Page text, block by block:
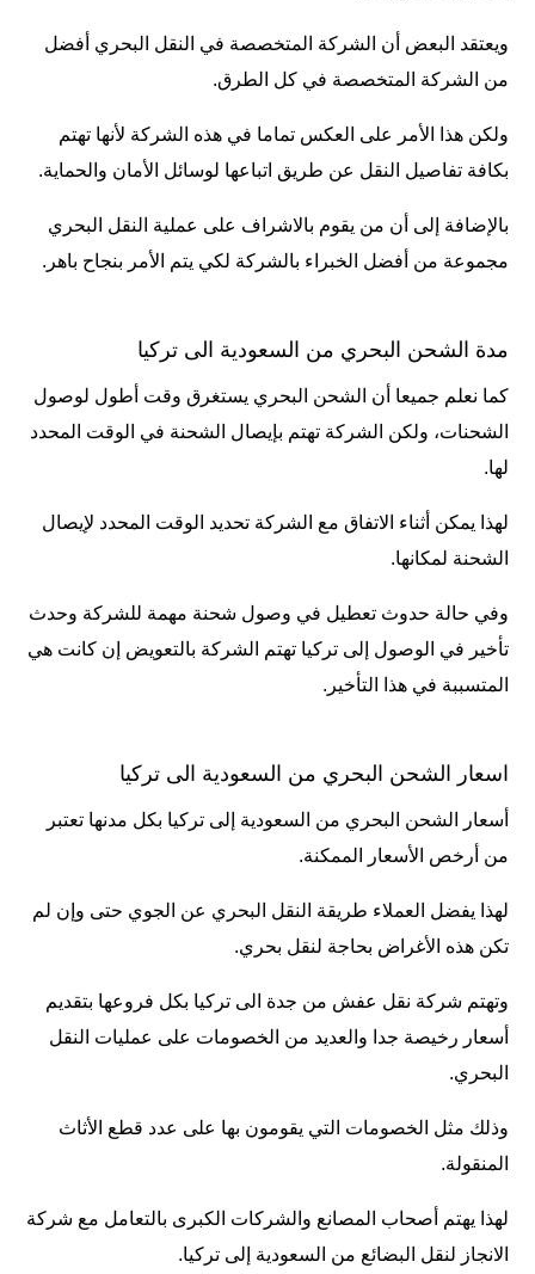
ويعتقد البعض أن الشركة المتخصصة في النقل البحري أفضل
من الشركة المتخصصة في كل الطرق.
ولكن هذا الأمر على العكس تماما في هذه الشركة لأنها تهتم
بكافة تفاصيل النقل عن طريق اتباعها لوسائل الأمان والحماية.
بالإضافة إلى أن من يقوم بالاشراف على عملية النقل البحري
مجموعة من أفضل الخبراء بالشركة لكي يتم الأمر بنجاح باهر.
مدة الشحن البحري من السعودية الى تركيا
كما نعلم جميعا أن الشحن البحري يستغرق وقت أطول لوصول
الشحنات، ولكن الشركة تهتم بإيصال الشحنة في الوقت المحدد
لها.
لهذا يمكن أثناء الاتفاق مع الشركة تحديد الوقت المحدد لإيصال
الشحنة لمكانها.
وفي حالة حدوث تعطيل في وصول شحنة مهمة للشركة وحدث
تأخير في الوصول إلى تركيا تهتم الشركة بالتعويض إن كانت هي
المتسببة في هذا التأخير.
اسعار الشحن البحري من السعودية الى تركيا
أسعار الشحن البحري من السعودية إلى تركيا بكل مدنها تعتبر
من أرخص الأسعار الممكنة.
لهذا يفضل العملاء طريقة النقل البحري عن الجوي حتى وإن لم
تكن هذه الأغراض بحاجة لنقل بحري.
وتهتم شركة نقل عفش من جدة الى تركيا بكل فروعها بتقديم
أسعار رخيصة جدا والعديد من الخصومات على عمليات النقل
البحري.
وذلك مثل الخصومات التي يقومون بها على عدد قطع الأثاث
المنقولة.
لهذا يهتم أصحاب المصانع والشركات الكبرى بالتعامل مع شركة
الانجاز لنقل البضائع من السعودية إلى تركيا.